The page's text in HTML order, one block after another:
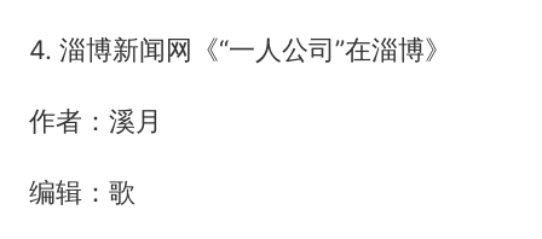
4. 淄博新闻网《“一人公司”在淄博》
作者：溪月
编辑：歌